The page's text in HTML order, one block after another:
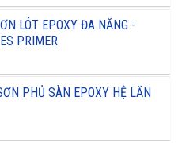
LÓT EPOXY ĐA NĂNG -
PRIMER
PHỦ SÀN EPOXY HỆ LĂN